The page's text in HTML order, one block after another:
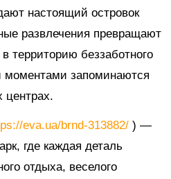
настоящий островок
развлечения превращают
территорию беззаботного
моментами запоминаются
центрах.
eva.ua/brnd-313882/ ) —
где каждая деталь
отдыха, веселого